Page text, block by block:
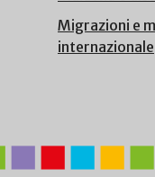
Migrazioni e
internazionale